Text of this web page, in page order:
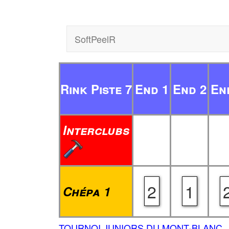
SoftPeelR
Rink Piste 7 End 1 End 2
Interclubs
Chépa 1 2 1